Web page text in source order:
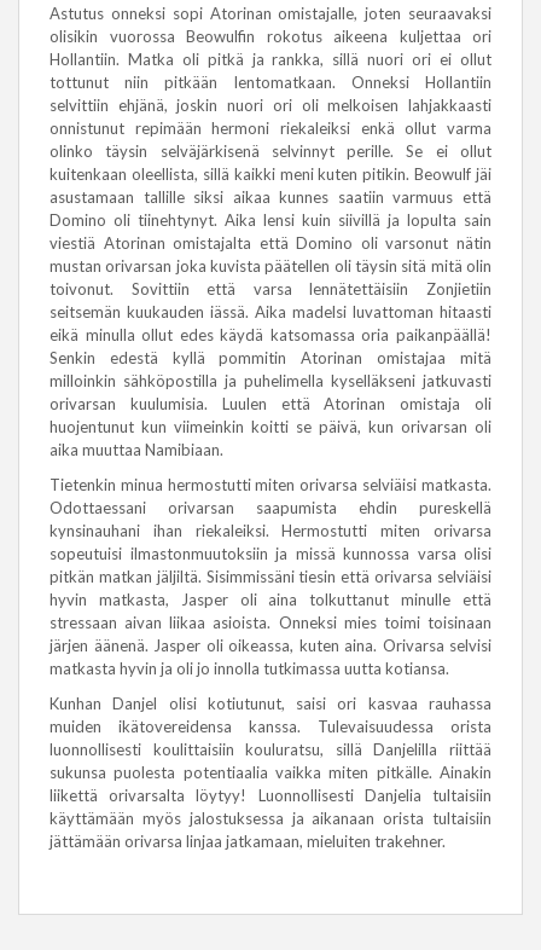
Astutus onneksi sopi Atorinan omistajalle, joten seuraavaksi
olisikin vuorossa Beowulfin rokotus aikeena kuljettaa ori
Hollantiin. Matka oli pitkä ja rankka, sillä nuori ori ei ollut
tottunut niin pitkään lentomatkaan. Onneksi Hollantiin
selvittiin ehjänä, joskin nuori ori oli melkoisen lahjakkaasti
onnistunut repimään hermoni riekaleiksi enkä ollut varma
olinko täysin selväjärkisenä selvinnyt perille. Se ei ollut
kuitenkaan oleellista, sillä kaikki meni kuten pitikin. Beowulf jäi
asustamaan tallille siksi aikaa kunnes saatiin varmuus että
Domino oli tiinehtynyt. Aika lensi kuin siivillä ja lopulta sain
viestiä Atorinan omistajalta että Domino oli varsonut nätin
mustan orivarsan joka kuvista päätellen oli täysin sitä mitä olin
toivonut. Sovittiin että varsa lennätettäisiin Zonjietiin
seitsemän kuukauden iässä. Aika madelsi luvattoman hitaasti
eikä minulla ollut edes käydä katsomassa oria paikanpäällä!
Senkin edestä kyllä pommitin Atorinan omistajaa mitä
milloinkin sähköpostilla ja puhelimella kyselläkseni jatkuvasti
orivarsan kuulumisia. Luulen että Atorinan omistaja oli
huojentunut kun viimeinkin koitti se päivä, kun orivarsan oli
aika muuttaa Namibiaan.
Tietenkin minua hermostutti miten orivarsa selviäisi matkasta.
Odottaessani orivarsan saapumista ehdin pureskellä
kynsinauhani ihan riekaleiksi. Hermostutti miten orivarsa
sopeutuisi ilmastonmuutoksiin ja missä kunnossa varsa olisi
pitkän matkan jäljiltä. Sisimmissäni tiesin että orivarsa selviäisi
hyvin matkasta, Jasper oli aina tolkuttanut minulle että
stressaan aivan liikaa asioista. Onneksi mies toimi toisinaan
järjen äänenä. Jasper oli oikeassa, kuten aina. Orivarsa selvisi
matkasta hyvin ja oli jo innolla tutkimassa uutta kotiansa.
Kunhan Danjel olisi kotiutunut, saisi ori kasvaa rauhassa
muiden ikätovereidensa kanssa. Tulevaisuudessa orista
luonnollisesti koulittaisiin kouluratsu, sillä Danjelilla riittää
sukunsa puolesta potentiaalia vaikka miten pitkälle. Ainakin
liikettä orivarsalta löytyy! Luonnollisesti Danjelia tultaisiin
käyttämään myös jalostuksessa ja aikanaan orista tultaisiin
jättämään orivarsa linjaa jatkamaan, mieluiten trakehner.